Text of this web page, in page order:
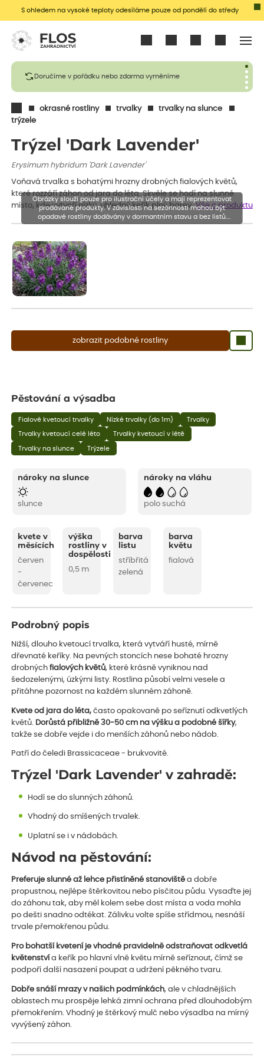
S ohledem na vysoké teploty odesíláme pouze od pondělí do středy
Doručíme v pořádku nebo zdarma vyměníme
okrasné rostliny trvalky
trvalky na slunce
trýzele
Trýzel 'Dark Lavender'
Erysimum hybridum 'Dark Lavender'
Voňavá trvalka s bohatými hrozny drobných fialových květů,
které rozzáří záhon od jara do léta. Skvěle se hodí na slunné
místo, kde vytvoří nízký, úhledný keřík plný barev. Vše o produktu
zobrazit podobné rostliny
Obrázky slouží pouze pro ilustrační účely a mají reprezentovat
prodávané produkty. V závislosti na sezónnosti mohou být
opadavé rostliny dodávány v dormantním stavu a bez listů.
Rostliny mohou být také sestřiženy níže, než je uvedená výška,
Pěstování a výsadba
Fialově kvetoucí trvalky Nízké trvalky (do 1m) Trvalky
Trvalky kvetoucí celé léto Trvalky kvetoucí v létě
Trvalky na slunce Trýzele
nároky na slunce
slunce
nároky na vláhu
polo suchá
kvete v
měsících
červen
-
červenec
výška
rostliny v
dospělosti
0,5 m
barva
listu
stříbřitá
zelená
barva
květu
fialová
Podrobný popis
Nižší, dlouho kvetoucí trvalka, která vytváří husté, mírně
dřevnaté keříky. Na pevných stoncích nese bohaté hrozny
drobnýchfialových květů, které krásně vyniknou nad
šedozelenými, úzkými listy. Rostlina působí velmi vesele a
přitáhne pozornost na každém slunném záhoně.
Kvete od jara do léta, často opakovaně po seříznutí odkvetlých
květů.
Dorůstá přibližně 30-50 cm na výšku a podobné šířky,
takže se dobře vejde i do menších záhonů nebo nádob.
Patří do čeledi Brassicaceae - brukvovité.
Trýzel 'Dark Lavender' v zahradě:
Hodí se do slunných záhonů.
Vhodný do smíšených trvalek.
Uplatní se i v nádobách.
Návod na pěstování:
Preferuje slunné až lehce přistíněné stanoviště a dobře
propustnou, nejlépe štěrkovitou nebo písčitou půdu. Vysaďte jej
do záhonu tak, aby měl kolem sebe dost místa a voda mohla
po dešti snadno odtékat. Zálivku volte spíše střídmou, nesnáší
trvale přemokřenou půdu.
Pro bohatší kvetení je vhodné pravidelně odstraňovat odkvetlá
květenství a keřík po hlavní vlně květu mírně seříznout, čímž se
podpoří další nasazení poupat a udržení pěkného tvaru.
Dobře snáší mrazy v našich podmínkách, ale v chladnějších
oblastech mu prospěje lehká zimní ochrana před dlouhodobým
přemokřením. Vhodný je štěrkový mulč nebo výsadba na mírný
vyvýšený záhon.